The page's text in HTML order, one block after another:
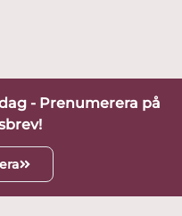
- Prenumerera på